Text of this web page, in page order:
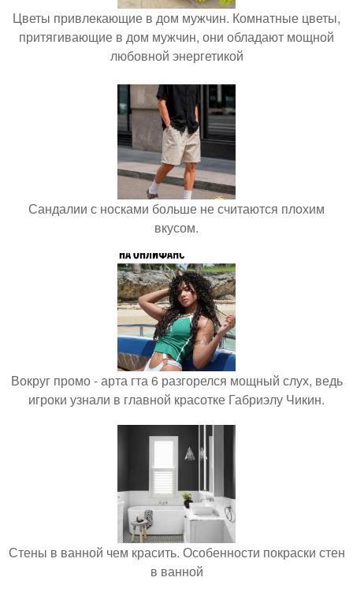
Цветы привлекающие в дом мужчин. Комнатные цветы,
притягивающие в дом мужчин, они обладают мощной
любовной энергетикой
Сандалии с носками больше не считаются плохим
вкусом.
Вокруг промо - арта гта 6 разгорелся мощный слух, ведь
игроки узнали в главной красотке Габриэлу Чикин.
Стены в ванной чем красить. Особенности покраски стен
в ванной